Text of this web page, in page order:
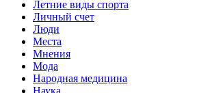
Летние виды спорта
Личный счет
Люди
Места
Мнения
Мода
Народная медицина
Наука